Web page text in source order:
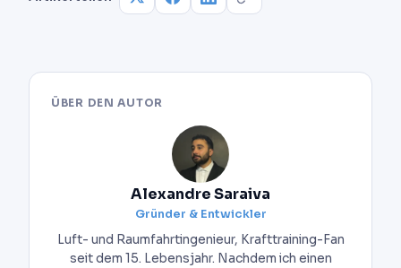
ÜBER DEN AUTOR
Alexandre Saraiva
Gründer & Entwickler
Luft- und Raumfahrtingenieur, Krafttraining-Fan
seit dem 15. Lebensjahr. Nachdem ich einen